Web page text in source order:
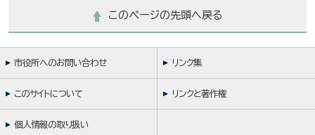
このページの先頭へ戻る
市役所へのお問い合わせ リンク集
このサイトについて リンクと著作権
個人情報の取り扱い